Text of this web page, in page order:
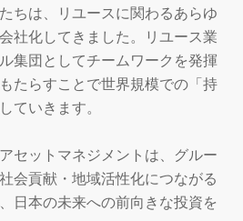
ちは、リユースに関わるあらゆ
社化してきました。リユース業
集団としてチームワークを発揮
たらすことで世界規模での「持
ていきます。
セットマネジメントは、グルー
会貢献・地域活性化につながる
日本の未来への前向きな投資を